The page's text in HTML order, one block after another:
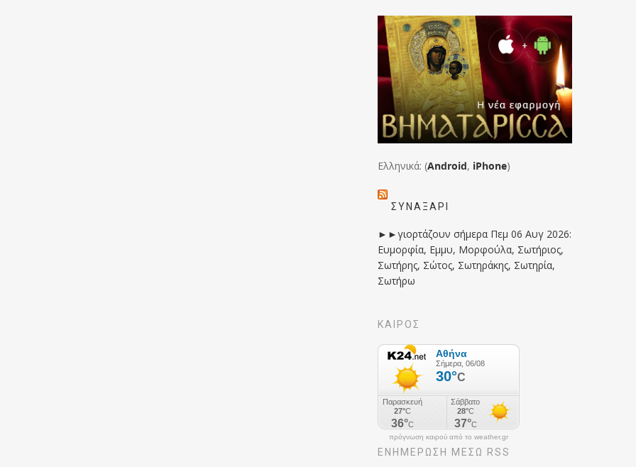
Ελληνικά: (Android, iPhone)
ΣΥΝΑΞΆΡΙ
►►γιορτάζουν σήμερα Πεμ 06 Αυγ 2026:
Ευμορφία, Εμμυ, Μορφούλα, Σωτήριος,
Σωτήρης, Σώτος, Σωτηράκης, Σωτηρία,
Σωτήρω
ΚΑΙΡΟΣ
πρόγνωση καιρού από το weather.gr
ΕΝΗΜΈΡΩΣΉ ΜΕΣΩ RSS